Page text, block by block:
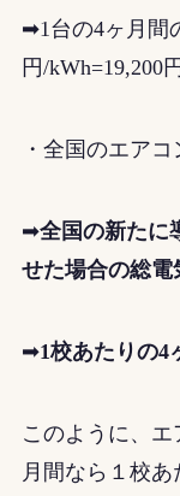
➡1台の4ヶ月間
円/kWh=19,200円
・全国のエア
➡全国の新たに
せた場合の総電
➡1校あたりの4
このように、
月間なら１校あ